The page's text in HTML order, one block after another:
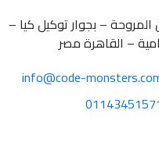
المروحة – بجوار توكيل كيا –
– القاهرة مصر
info@code-